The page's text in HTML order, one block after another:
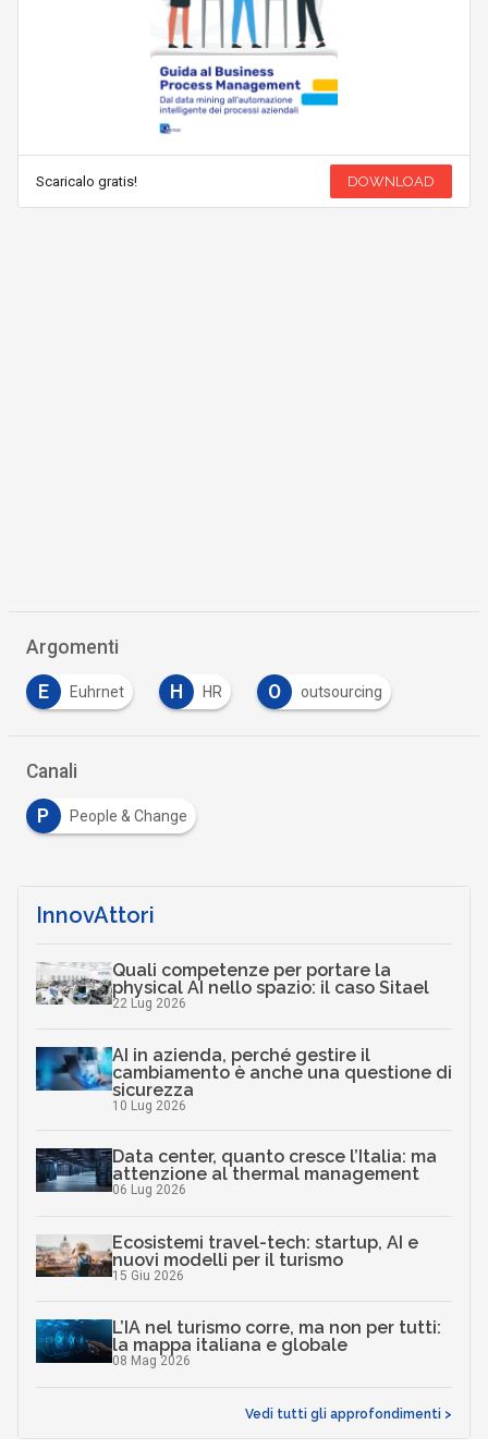
Scaricalo gratis! DOWNLOAD
Argomenti
E Euhrnet H HR O outsourcing
Canali
P People & Change
InnovAttori
Quali competenze per portare la
physical AI nello spazio: il caso Sitael
22 Lug 2026
AI in azienda, perché gestire il
cambiamento è anche una questione di
sicurezza
10 Lug 2026
Data center, quanto cresce l’Italia: ma
attenzione al thermal management
06 Lug 2026
Ecosistemi travel-tech: startup, AI e
nuovi modelli per il turismo
15 Giu 2026
L’IA nel turismo corre, ma non per tutti:
la mappa italiana e globale
08 Mag 2026
Vedi tutti gli approfondimenti >